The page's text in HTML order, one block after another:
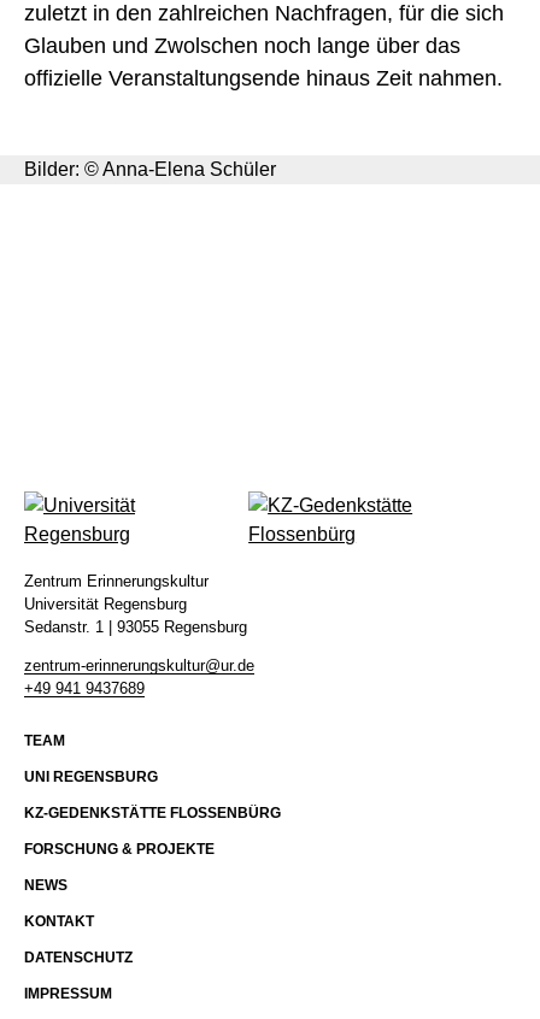
zuletzt in den zahlreichen Nachfragen, für die sich
Glauben und Zwolschen noch lange über das
offizielle Veranstaltungsende hinaus Zeit nahmen.
Bilder: © Anna-Elena Schüler
Zentrum Erinnerungskultur
Universität Regensburg
Sedanstr. 1 | 93055 Regensburg
zentrum-erinnerungskultur@ur.de
+49 941 9437689
TEAM
UNI REGENSBURG
KZ-GEDENKSTÄTTE FLOSSENBÜRG
FORSCHUNG & PROJEKTE
NEWS
KONTAKT
DATENSCHUTZ
IMPRESSUM